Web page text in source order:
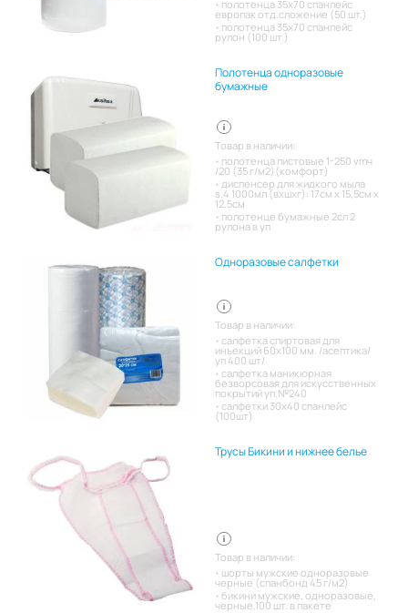
полотенца 35х70 спанлейс
европак отд.сложение (50 шт.)
полотенца 35х70 спанлейс
рулон (100 шт.)
Полотенца одноразовые
бумажные
Товар в наличии:
полотенца листовые 1-250 vmч
/20 (35 г/м2)(комфорт)
диспенсер для жидкого мыла
s.4 1000мл (вхшхг): 17см x 15,5см x
12,5см
полотенце бумажные 2сл 2
рулона в уп
Одноразовые салфетки
Товар в наличии:
салфетка спиртовая для
инъекций 60х100 мм. /асептика/
уп 400 шт/
салфетка маникюрная
безворсовая для искусственных
покрытий уп.№240
салфетки 30х40 спанлейс
(100шт)
Трусы Бикини и нижнее белье
Товар в наличии:
шорты мужские одноразовые
черные (спанбонд 45 г/м2)
бикини мужские, одноразовые,
черные,100 шт. в пакете